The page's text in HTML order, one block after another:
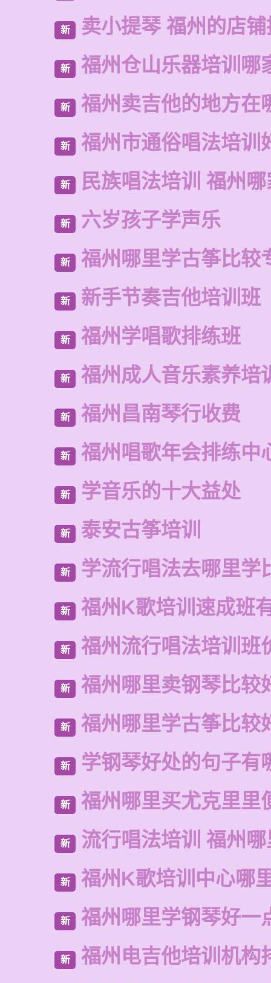
新 卖小提琴 福州的店
新 福州仓山乐器培训哪
新 福州卖吉他的地方在
新 福州市通俗唱法培训
新 民族唱法培训 福州
新 六岁孩子学声乐
新 福州哪里学古筝比较
新 新手节奏吉他培训班
新 福州学唱歌排练班
新 福州成人音乐素养培
新 福州昌南琴行收费
新 福州唱歌年会排练中
新 学音乐的十大益处
新 泰安古筝培训
新 学流行唱法去哪里学
新 福州K歌培训速成班
新 福州流行唱法培训班
新 福州哪里卖钢琴比较
新 福州哪里学古筝比较
新 学钢琴好处的句子有
新 福州哪里买尤克里里
新 流行唱法培训 福州
新 福州K歌培训中心哪
新 福州哪里学钢琴好一
新 福州电吉他培训机构